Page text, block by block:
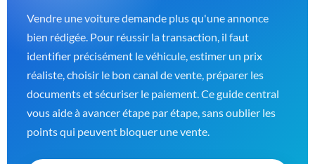
Vendre une voiture demande plus qu'une annonce
bien rédigée. Pour réussir la transaction, il faut
identifier précisément le véhicule, estimer un prix
réaliste, choisir le bon canal de vente, préparer les
documents et sécuriser le paiement. Ce guide central
vous aide à avancer étape par étape, sans oublier les
points qui peuvent bloquer une vente.